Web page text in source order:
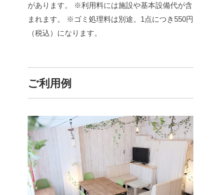
があります。
※利用料には施設や基本設備代が含
まれます。
※ゴミ処理料は別途。1点につき550円
（税込）になります。
ご利用例